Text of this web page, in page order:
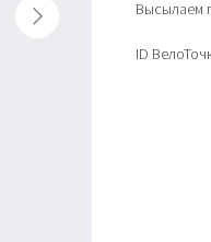
Высылаем
ID